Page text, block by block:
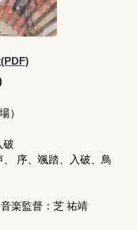
）
破
序、颯踏、入破、鳥
楽監督：芝 祐靖